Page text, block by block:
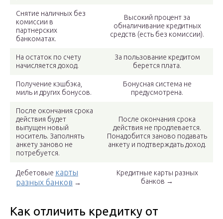
Снятие наличных без
комиссии в
партнерских
банкоматах.
Высокий процент за
обналичивание кредитных
средств (есть без комиссии).
На остаток по счету
начисляется доход.
За пользование кредитом
берется плата.
Получение кэшбэка,
миль и других бонусов.
Бонусная система не
предусмотрена.
После окончания срока
действия будет
выпущен новый
носитель. Заполнять
анкету заново не
потребуется.
После окончания срока
действия не продлевается.
Понадобится заново подавать
анкету и подтверждать доход.
Дебетовые карты
разных банков →
Кредитные карты разных
банков →
Как отличить кредитку от